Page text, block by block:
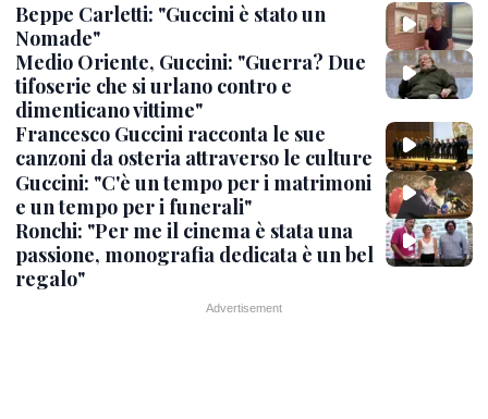
Beppe Carletti: "Guccini è stato un
Nomade"
Medio Oriente, Guccini: "Guerra? Due
tifoserie che si urlano contro e
dimenticano vittime"
Francesco Guccini racconta le sue
canzoni da osteria attraverso le culture
Guccini: "C'è un tempo per i matrimoni
e un tempo per i funerali"
Ronchi: "Per me il cinema è stata una
passione, monografia dedicata è un bel
regalo"